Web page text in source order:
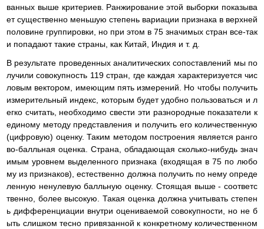
ванных выше критериев. Ранжирование этой выборки показыва
ет существенно меньшую степень вариации признака в верхней
половине группировки, но при этом в 75 значимых стран все-так
и попадают такие страны, как Китай, Индия и т. д.
В результате проведенных аналитических сопоставлений мы по
лучили совокупность 119 стран, где каждая характеризуется чис
ловым вектором, имеющим пять измерений. Но чтобы получить
измерительный индекс, которым будет удобно пользоваться и л
егко считать, необходимо свести эти разнородные показатели к
единому методу представления и получить его количественную
(цифровую) оценку. Таким методом построения является ранго
во-балльная оценка. Страна, обладающая сколько-нибудь знач
имым уровнем выделенного признака (входящая в 75 по любо
му из признаков), естественно должна получить по нему опреде
ленную ненулевую балльную оценку. Стоящая выше - соответс
твенно, более высокую. Такая оценка должна учитывать степен
ь дифференциации внутри оцениваемой совокупности, но не б
ыть слишком тесно привязанной к конкретному количественном